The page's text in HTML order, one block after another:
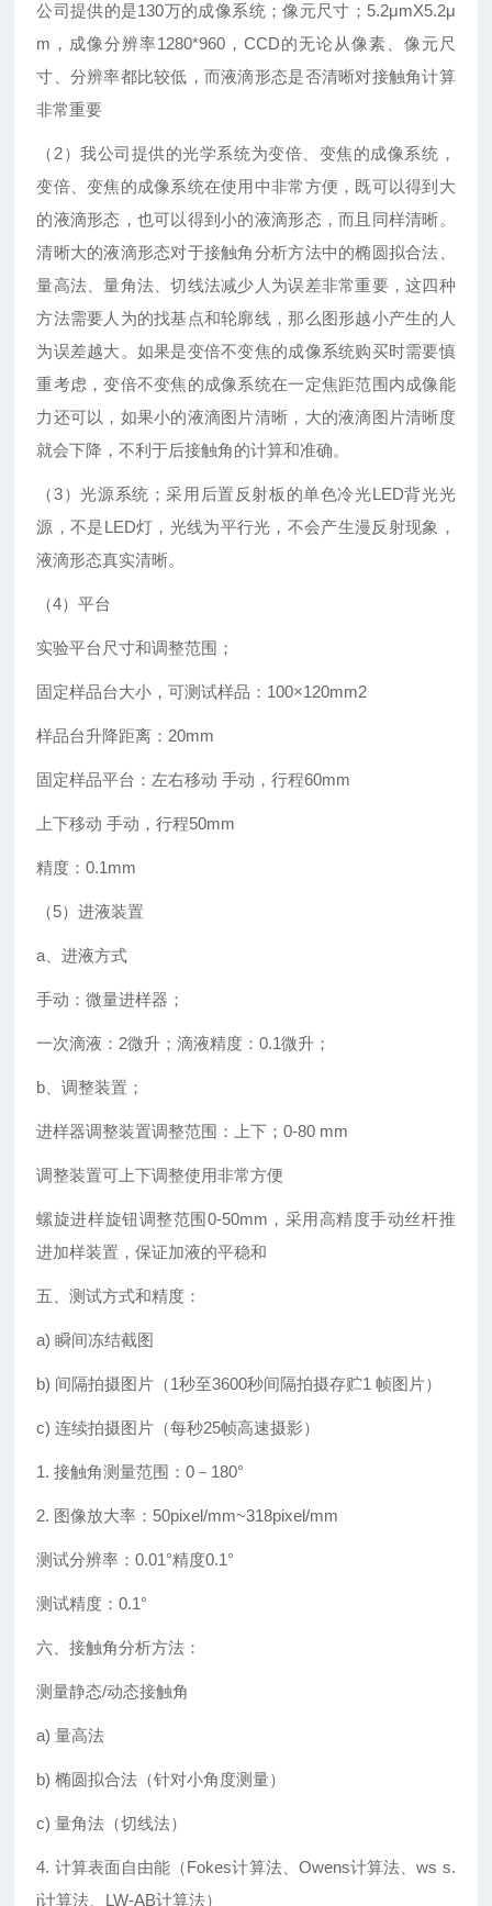
公司提供的是130万的成像系统；像元尺寸；5.2μmX5.2μ
m，成像分辨率1280*960，CCD的无论从像素、像元尺
寸、分辨率都比较低，而液滴形态是否清晰对接触角计算
非常重要
（2）我公司提供的光学系统为变倍、变焦的成像系统，
变倍、变焦的成像系统在使用中非常方便，既可以得到大
的液滴形态，也可以得到小的液滴形态，而且同样清晰。
清晰大的液滴形态对于接触角分析方法中的椭圆拟合法、
量高法、量角法、切线法减少人为误差非常重要，这四种
方法需要人为的找基点和轮廓线，那么图形越小产生的人
为误差越大。如果是变倍不变焦的成像系统购买时需要慎
重考虑，变倍不变焦的成像系统在一定焦距范围内成像能
力还可以，如果小的液滴图片清晰，大的液滴图片清晰度
就会下降，不利于后接触角的计算和准确。
（3）光源系统；采用后置反射板的单色冷光LED背光光
源，不是LED灯，光线为平行光，不会产生漫反射现象，
液滴形态真实清晰。
（4）平台
实验平台尺寸和调整范围；
固定样品台大小，可测试样品：100×120mm2
样品台升降距离：20mm
固定样品平台：左右移动 手动，行程60mm
上下移动 手动，行程50mm
精度：0.1mm
（5）进液装置
a、进液方式
手动：微量进样器；
一次滴液：2微升；滴液精度：0.1微升；
b、调整装置；
进样器调整装置调整范围：上下；0-80 mm
调整装置可上下调整使用非常方便
螺旋进样旋钮调整范围0-50mm，采用高精度手动丝杆推
进加样装置，保证加液的平稳和
五、测试方式和精度：
a) 瞬间冻结截图
b) 间隔拍摄图片（1秒至3600秒间隔拍摄存贮1 帧图片）
c) 连续拍摄图片（每秒25帧高速摄影）
1. 接触角测量范围：0－180°
2. 图像放大率：50pixel/mm~318pixel/mm
测试分辨率：0.01°精度0.1°
测试精度：0.1°
六、接触角分析方法：
测量静态/动态接触角
a) 量高法
b) 椭圆拟合法（针对小角度测量）
c) 量角法（切线法）
4. 计算表面自由能（Fokes计算法、Owens计算法、ws s.
j计算法、LW-AB计算法）